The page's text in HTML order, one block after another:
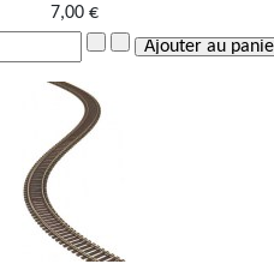
7,00 €